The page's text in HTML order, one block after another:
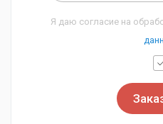
Я даю согласие на